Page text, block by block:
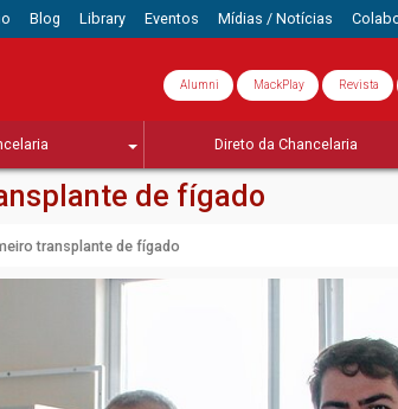
Blog Library Eventos Mídias / Notícias
Alumni MackPlay Revista
Direto da Chancelaria
de fígado
transplante de fígado